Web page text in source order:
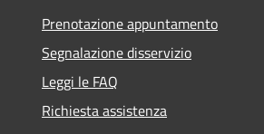
Prenotazione appuntamento
Segnalazione disservizio
Leggi le FAQ
Richiesta assistenza